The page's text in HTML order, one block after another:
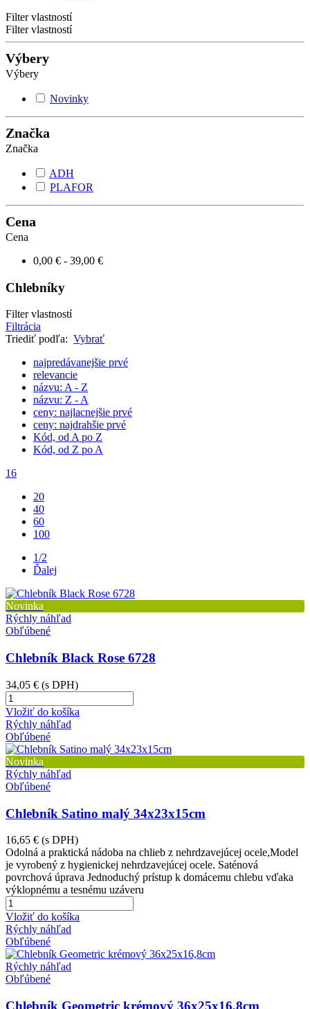
Filter vlastností
Filter vlastností
Výbery
Výbery
Novinky
Značka
Značka
ADH
PLAFOR
Cena
Cena
0,00 € - 39,00 €
Chlebníky
Filter vlastností
Filtrácia
Triediť podľa: Vybrať
najpredávanejšie prvé
relevancie
názvu: A - Z
názvu: Z - A
ceny: najlacnejšie prvé
ceny: najdrahšie prvé
Kód, od A po Z
Kód, od Z po A
16
20
40
60
100
1/2
Ďalej
Novinka
Rýchly náhľad
Obľúbené
Chlebník Black Rose 6728
34,05 € (s DPH)
Vložiť do košíka
Rýchly náhľad
Obľúbené
Novinka
Rýchly náhľad
Obľúbené
Chlebník Satino malý 34x23x15cm
16,65 € (s DPH)
Odolná a praktická nádoba na chlieb z nehrdzavejúcej ocele,Model
je vyrobený z hygienickej nehrdzavejúcej ocele. Saténová
povrchová úprava Jednoduchý prístup k domácemu chlebu vďaka
výklopnému a tesnému uzáveru
Vložiť do košíka
Rýchly náhľad
Obľúbené
Rýchly náhľad
Obľúbené
Chlebník Geometric krémový 36x25x16,8cm